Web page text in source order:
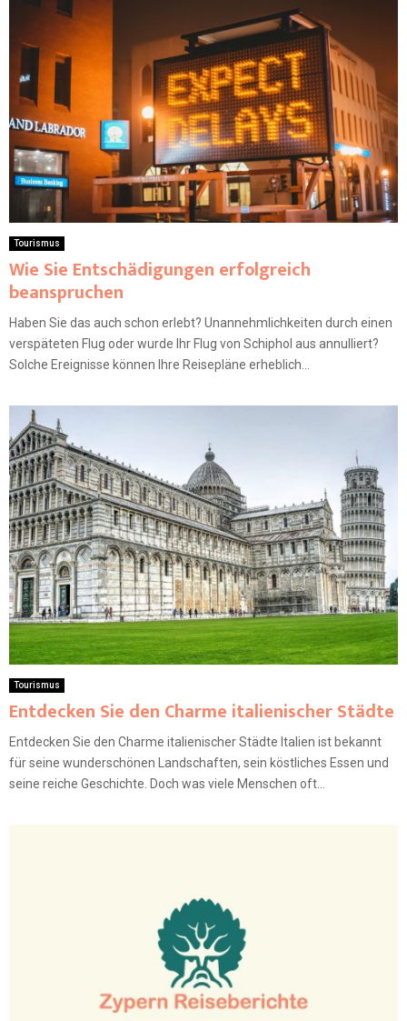
Tourismus
Wie Sie Entschädigungen erfolgreich
beanspruchen
Haben Sie das auch schon erlebt? Unannehmlichkeiten durch einen
verspäteten Flug oder wurde Ihr Flug von Schiphol aus annulliert?
Solche Ereignisse können Ihre Reisepläne erheblich...
Tourismus
Entdecken Sie den Charme italienischer Städte
Entdecken Sie den Charme italienischer Städte Italien ist bekannt
für seine wunderschönen Landschaften, sein köstliches Essen und
seine reiche Geschichte. Doch was viele Menschen oft...